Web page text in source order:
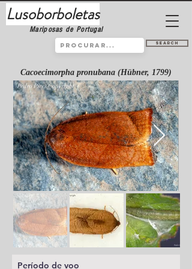
Lusoborboletas
Mariposas de Portugal
Search
Cacoecimorpha pronubana (Hübner, 1799)
Período de voo